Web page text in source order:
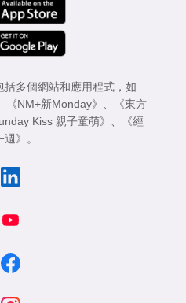
括多個網站和應用程式，如
《NM+新Monday》
《東方
Kiss 親子童萌》
《經
》
。